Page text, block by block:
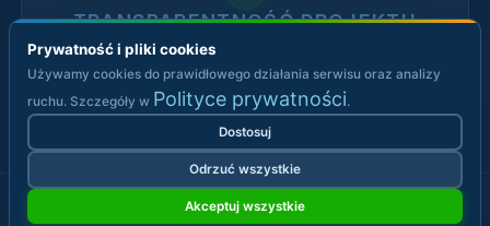
Prywatność i pliki cookies
Używamy cookies do prawidłowego działania serwisu oraz analizy
ruchu. Szczegóły w Polityce prywatności.
Dostosuj
Odrzuć wszystkie
Akceptuj wszystkie